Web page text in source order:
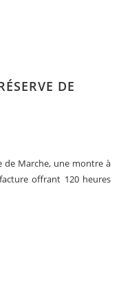
DE
de Marche, une montre à
offrant 120 heures